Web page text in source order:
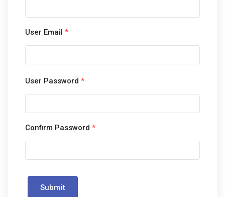
User Email *
User Password *
Confirm Password *
Submit